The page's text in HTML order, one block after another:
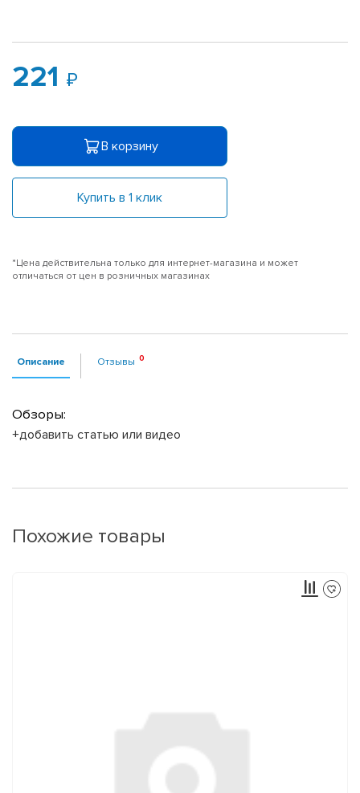
221
В корзину
Купить в 1 клик
*Цена действительна только для интернет-магазина и может
отличаться от цен в розничных магазинах
Описание Отзывы
Обзоры:
+добавить статью или видео
Похожие товары